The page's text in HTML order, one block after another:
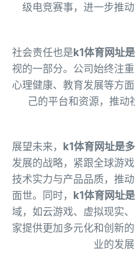
级电竞赛事，进一步推
社会责任也是k1体育网址
视的一部分。公司始终注
心理健康、教育发展等方
己的平台和资源，推动
展望未来， k1体育网址是
发展的战略，紧跟全球游
技术实力与产品品质，推
面世。同时， k1体育网址
域，如云游戏、虚拟现实
家提供更加多元化和创新
业的发展